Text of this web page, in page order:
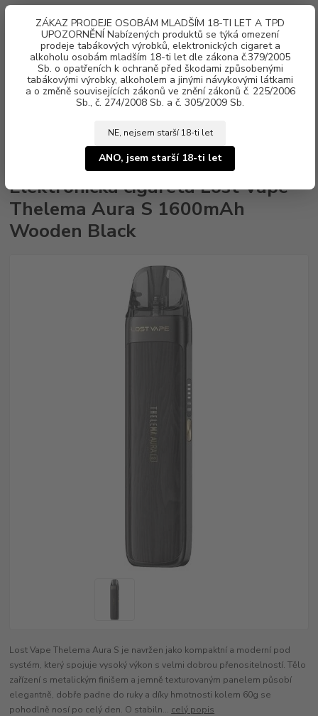
ZÁKAZ PRODEJE OSOBÁM MLADŠÍM 18-TI LET A TPD
UPOZORNĚNÍ Nabízených produktů se týká omezení
prodeje tabákových výrobků, elektronických cigaret a
alkoholu osobám mladším 18-ti let dle zákona č.379/2005
Sb. o opatřeních k ochraně před škodami způsobenými
tabákovými výrobky, alkoholem a jinými návykovými látkami
a o změně souvisejících zákonů ve znění zákonů č. 225/2006
Sb., č. 274/2008 Sb. a č. 305/2009 Sb.
NE, nejsem starší 18-ti let
ANO, jsem starší 18-ti let
Menu
za0 Kč
Thelema Aura S 1600mAh Wooden Black
Elektronická cigareta Lost Vape
Thelema Aura S 1600mAh
Wooden Black
Lost Vape Thelema Aura S je navržen jako kompaktní a moderní pod
systém, který spojuje vysoký výkon s velmi dobrou přenositelností. Tělo
zařízení s metalickým finišem a jemně texturovaným panelem působí
elegantně, dobře padne do ruky a díky hmotnosti kolem 60g se
pohodlně nosí po celý den. O stabiln... celý popis